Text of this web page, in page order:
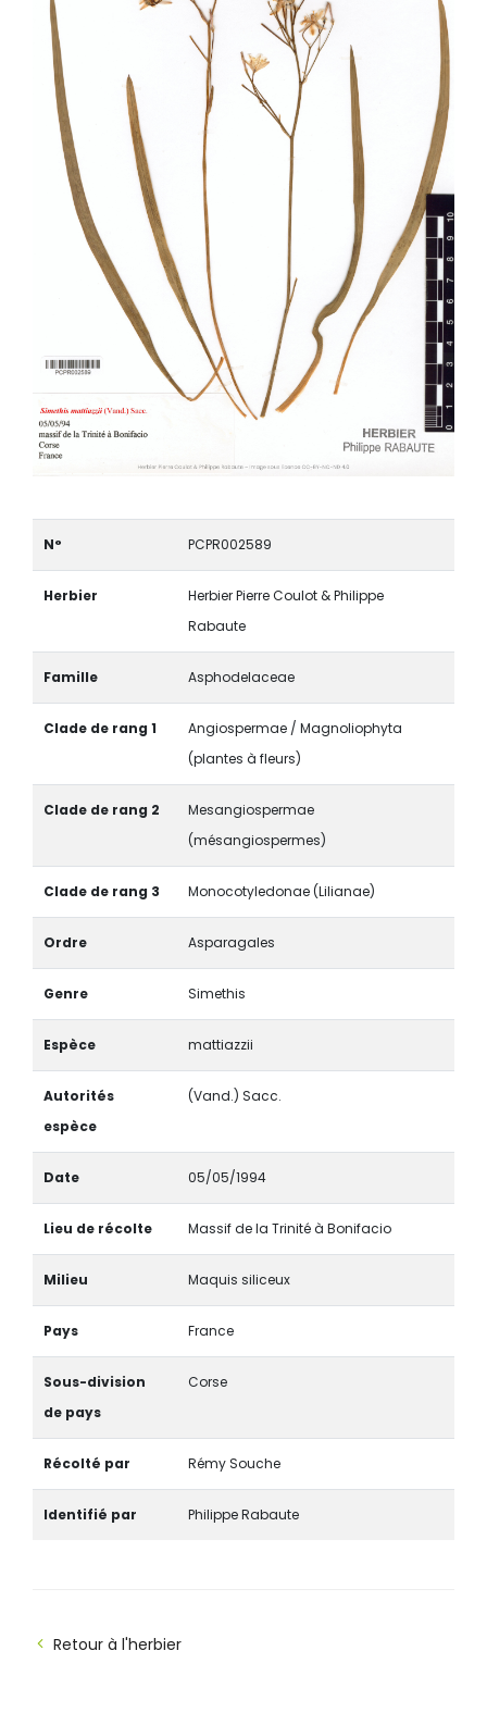
N° PCPR002589
Herbier
Herbier Pierre Coulot & Philippe
Rabaute
Famille Asphodelaceae
Clade de rang 1
Angiospermae / Magnoliophyta
(plantes à fleurs)
Clade de rang 2
Mesangiospermae
(mésangiospermes)
Clade de rang 3 Monocotyledonae (Lilianae)
Ordre Asparagales
Genre Simethis
Espèce mattiazzii
Autorités
espèce
(Vand.) Sacc.
Date 05/05/1994
Lieu de récolte Massif de la Trinité à Bonifacio
Milieu Maquis siliceux
Pays France
Sous-division
de pays
Corse
Récolté par Rémy Souche
Identifié par Philippe Rabaute
Retour à l'herbier